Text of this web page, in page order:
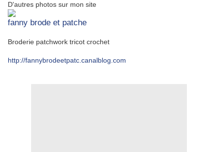
D'autres photos sur mon site
fanny brode et patche
Broderie patchwork tricot crochet
http://fannybrodeetpatc.canalblog.com